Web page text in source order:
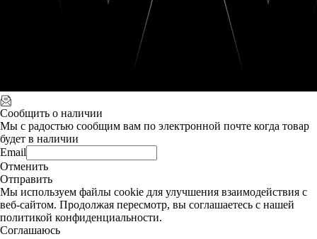
Сообщить о наличии
Мы с радостью сообщим вам по электронной почте когда товар
будет в наличии
Email
Отменить
Отправить
Мы используем файлы cookie для улучшения взаимодействия с
веб-сайтом. Продолжая пересмотр, вы соглашаетесь с нашей
политикой конфиденциальности.
Соглашаюсь